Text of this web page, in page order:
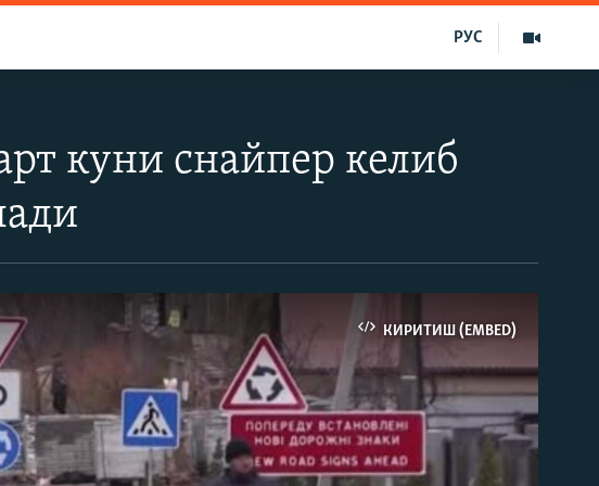
РУС
куни снайпер келиб
КИРИТИШ (EMBED)